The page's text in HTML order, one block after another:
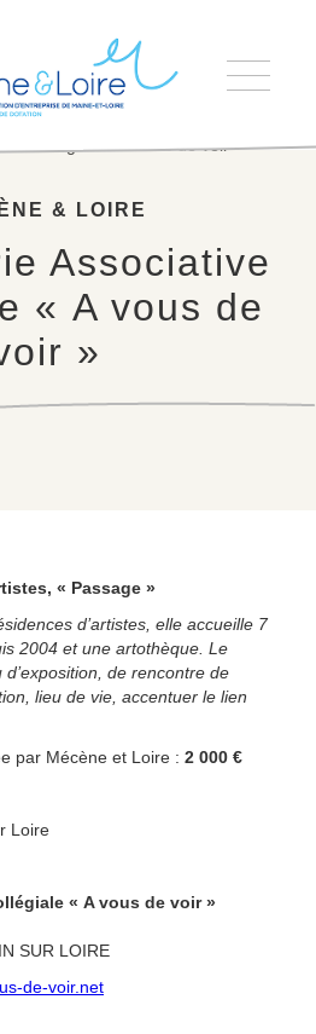
Collégiale « A vous de voir »
& LOIRE
Associative
« A vous de
»
« Passage »
d’artistes, elle accueille 7
2004 et une artothèque. Le
de rencontre de
lieu de vie, accentuer le lien
par Mécène et Loire : 2 000 €
Loire
« A vous de voir »
SUR LOIRE
de-voir.net